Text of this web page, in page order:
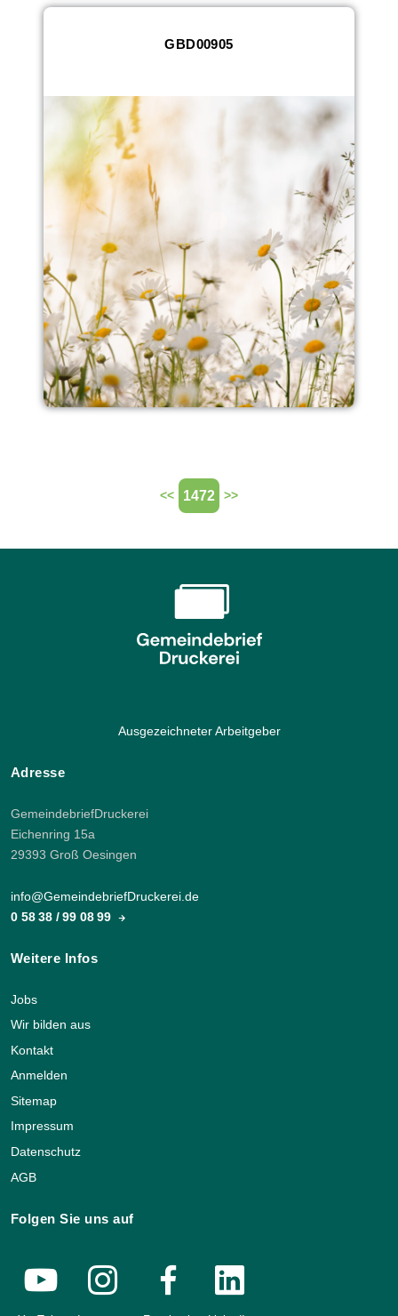
GBD00905
<< 1472 >>
Ausgezeichneter Arbeitgeber
Adresse
GemeindebriefDruckerei
Eichenring 15a
29393 Groß Oesingen
info@GemeindebriefDruckerei.de
0 58 38 / 99 08 99
Weitere Infos
Jobs
Wir bilden aus
Kontakt
Anmelden
Sitemap
Impressum
Datenschutz
AGB
Folgen Sie uns auf